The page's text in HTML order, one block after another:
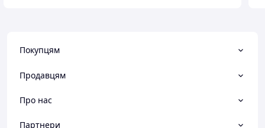
Покупцям
Продавцям
Про нас
Партнери